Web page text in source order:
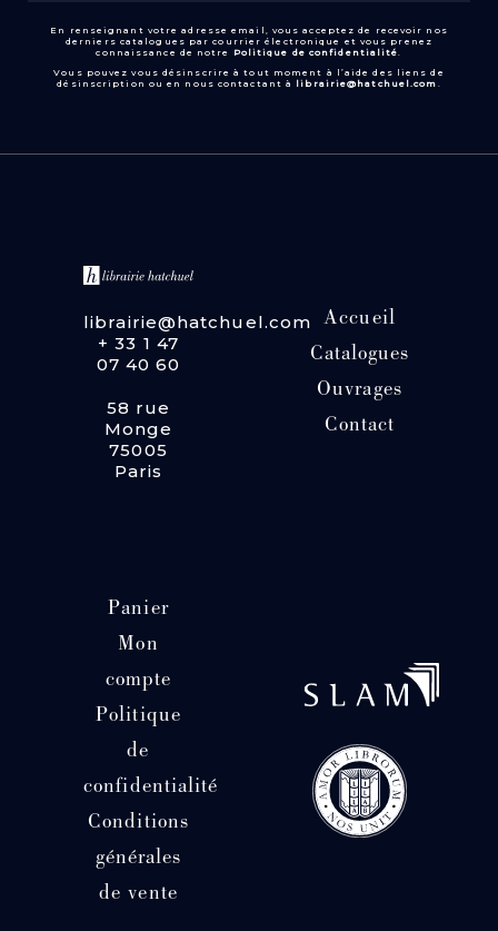
En renseignant votre adresse email, vous acceptez de recevoir nos
derniers catalogues par courrier électronique et vous prenez
connaissance de notre
Politique de confidentialité
Vous pouvez vous désinscrire à tout moment à l’aide des liens de
désinscription ou en nous contactant à librairie@hatchuel.com
librairie@hatchuel.com
+ 33 1 47
07 40 60
58 rue
Monge
75005
Paris
Accueil
Catalogues
Ouvrages
Contact
Panier
Mon
compte
Politique
de
confidentialité
Conditions
générales
de vente